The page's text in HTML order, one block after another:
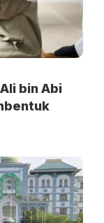
bin Abi